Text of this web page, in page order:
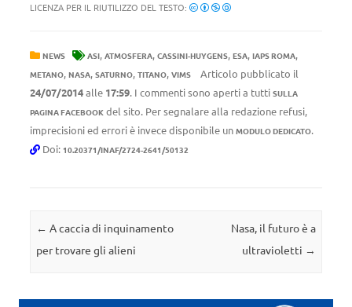
LICENZA PER IL RIUTILIZZO DEL TESTO:
NEWS ASI, ATMOSFERA, CASSINI-HUYGENS, ESA, IAPS ROMA,
METANO, NASA, SATURNO, TITANO, VIMS
Articolo pubblicato il
24/07/2014alle 17:59. I commenti sono aperti a tutti SULLA
PAGINA FACEBOOK del sito. Per segnalare alla redazione refusi,
imprecisioni ed errori è invece disponibile un MODULO DEDICATO.
Doi: 10.20371/INAF/2724-2641/50132
Navigazione articolo
← A caccia di inquinamento
per trovare gli alieni
Nasa, il futuro è a
ultravioletti →